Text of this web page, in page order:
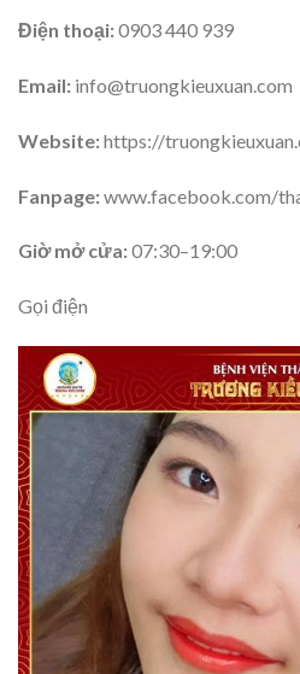
Điện thoại:0903 440 939
Email: info@truongkieuxuan.com
Website:https://
Fanpage:www.facebook.com/
Giờ mở cửa:07:30–19:00
Gọi điện